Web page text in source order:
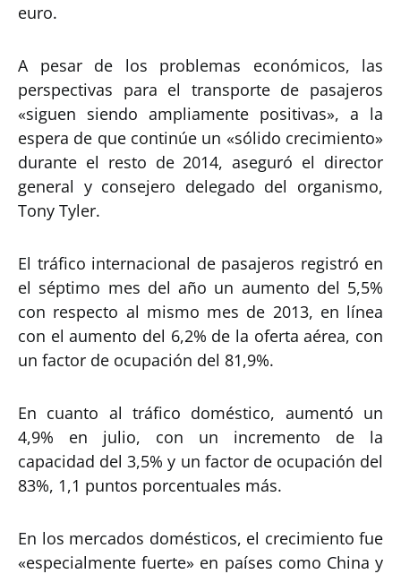
euro.
A pesar de los problemas económicos, las
perspectivas para el transporte de pasajeros
«siguen siendo ampliamente positivas», a la
espera de que continúe un «sólido crecimiento»
durante el resto de 2014, aseguró el director
general y consejero delegado del organismo,
Tony Tyler.
El tráfico internacional de pasajeros registró en
el séptimo mes del año un aumento del 5,5%
con respecto al mismo mes de 2013, en línea
con el aumento del 6,2% de la oferta aérea, con
un factor de ocupación del 81,9%.
En cuanto al tráfico doméstico, aumentó un
4,9% en julio, con un incremento de la
capacidad del 3,5% y un factor de ocupación del
83%, 1,1 puntos porcentuales más.
En los mercados domésticos, el crecimiento fue
«especialmente fuerte» en países como China y